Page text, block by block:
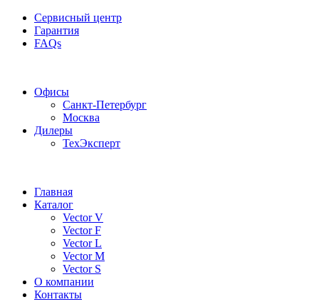
Сервисный центр
Гарантия
FAQs
Офисы
Санкт-Петербург
Москва
Дилеры
ТехЭксперт
Главная
Каталог
Vector V
Vector F
Vector L
Vector M
Vector S
О компании
Контакты